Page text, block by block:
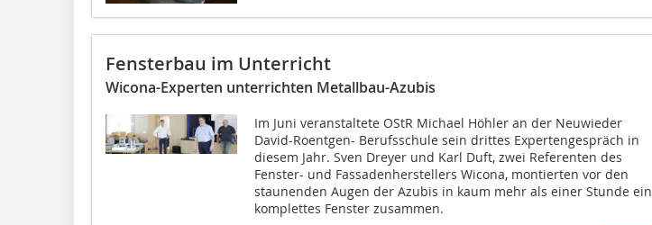
Fensterbau im Unterricht
Wicona-Experten unterrichten Metallbau-Azubis
Im Juni veranstaltete OStR Michael Höhler an der Neuwieder
David-Roentgen- Berufsschule sein drittes Expertengespräch in
diesem Jahr. Sven Dreyer und Karl Duft, zwei Referenten des
Fenster- und Fassadenherstellers Wicona, montierten vor den
staunenden Augen der Azubis in kaum mehr als einer Stunde ein
komplettes Fenster zusammen.